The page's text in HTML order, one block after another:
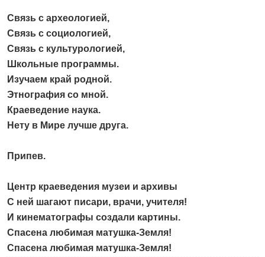
Связь с археологией,
Связь с социологией,
Связь с культурологией,
Школьные программы.
Изучаем край родной.
Этнография со мной.
Краеведение наука.
Нету в Мире лучше друга.
Припев.
Центр краеведения музеи и архивы
С ней шагают писари, врачи, учителя!
И кинематографы создали картины.
Спасена любимая матушка-Земля!
Спасена любимая матушка-Земля!